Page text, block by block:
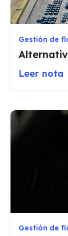
Gestión de
Leer nota
Gestión de